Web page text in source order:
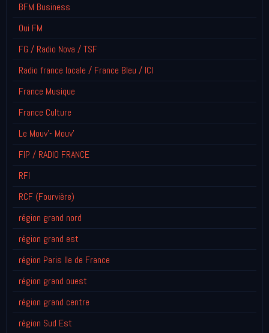
BFM Business
Oui FM
FG / Radio Nova / TSF
Radio france locale / France Bleu / ICI
France Musique
France Culture
Le Mouv'- Mouv'
FIP / RADIO FRANCE
RFI
RCF (Fourvière)
région grand nord
région grand est
région Paris Ile de France
région grand ouest
région grand centre
région Sud Est